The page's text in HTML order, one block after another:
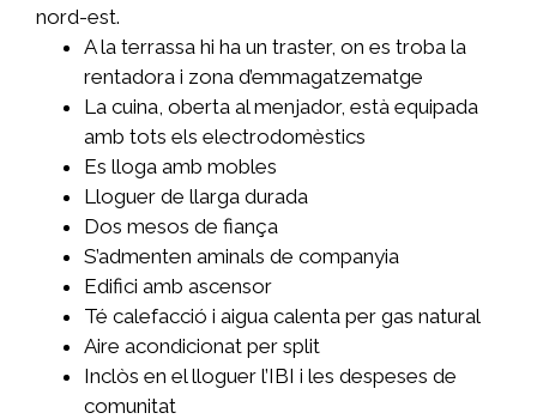
nord-est.
A la terrassa hi ha un traster, on es troba la
rentadora i zona d’emmagatzematge
La cuina, oberta al menjador, està equipada
amb tots els electrodomèstics
Es lloga amb mobles
Lloguer de llarga durada
Dos mesos de fiança
S’admenten aminals de companyia
Edifici amb ascensor
Té calefacció i aigua calenta per gas natural
Aire acondicionat per split
Inclòs en el lloguer l’IBI i les despeses de
comunitat